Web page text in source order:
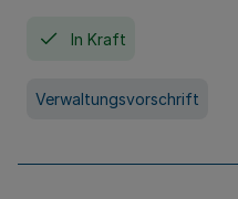
In Kraft
Verwaltungsvorschrift